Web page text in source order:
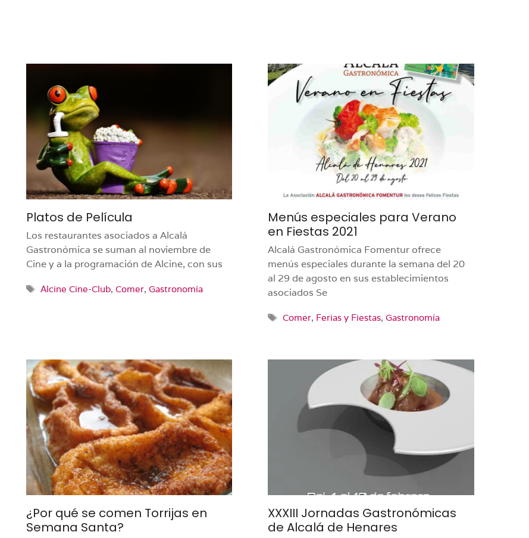
Platos de Película
Los restaurantes asociados a Alcalá
Gastronómica se suman al noviembre de
Cine y a la programación de Alcine, con sus
Etiquetas
Alcine Cine-Club,Comer,Gastronomía
Menús especiales para Verano
en Fiestas 2021
Alcalá Gastronómica Fomentur ofrece
menús especiales durante la semana del 20
al 29 de agosto en sus establecimientos
asociados Se
Etiquetas
Comer, Ferias y Fiestas, Gastronomía
¿Por qué se comen Torrijas en
Semana Santa?
XXXIII Jornadas Gastronómicas
de Alcalá de Henares